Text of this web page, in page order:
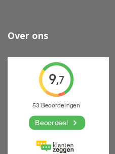
Over ons